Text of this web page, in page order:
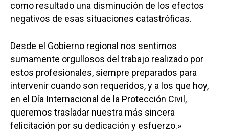
como resultado una disminución de los efectos
negativos de esas situaciones catastróficas.
Desde el Gobierno regional nos sentimos
sumamente orgullosos del trabajo realizado por
estos profesionales, siempre preparados para
intervenir cuando son requeridos, y a los que hoy,
en el Día Internacional de la Protección Civil,
queremos trasladar nuestra más sincera
felicitación por su dedicación y esfuerzo.»